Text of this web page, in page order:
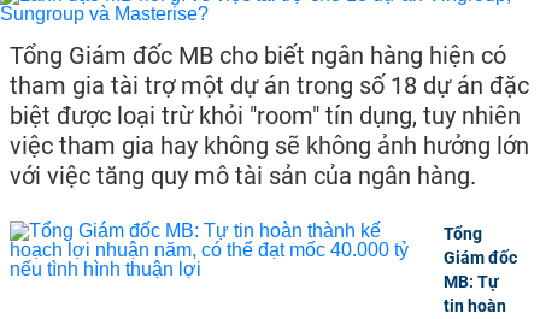
Tổng Giám đốc MB cho biết ngân hàng hiện có
tham gia tài trợ một dự án trong số 18 dự án đặc
biệt được loại trừ khỏi "room" tín dụng, tuy nhiên
việc tham gia hay không sẽ không ảnh hưởng lớn
với việc tăng quy mô tài sản của ngân hàng.
Tổng
Giám đốc
MB: Tự
tin hoàn